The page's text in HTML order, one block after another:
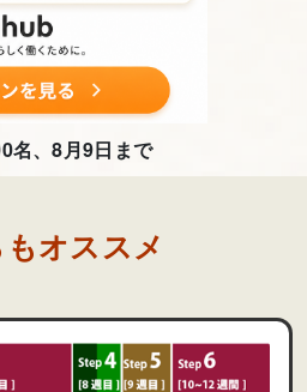
名、8月9日まで
オススメ